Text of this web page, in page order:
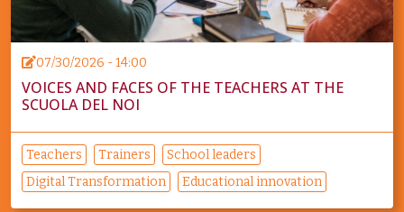
07/30/2026 - 14:00
VOICES AND FACES OF THE TEACHERS AT THE
SCUOLA DEL NOI
Teachers Trainers
School leaders
Digital Transformation
Educational innovation